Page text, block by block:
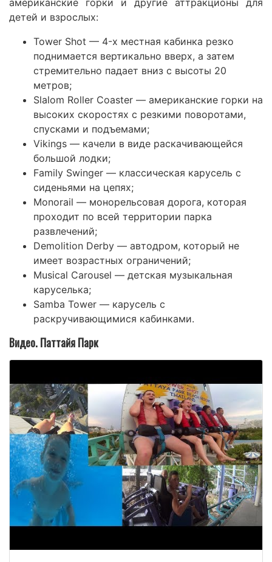
детей и взрослых:
Tower Shot — 4-х местная кабинка резко
поднимается вертикально вверх, а затем
стремительно падает вниз с высоты 20
метров;
Slalom Roller Coaster — американские горки на
высоких скоростях с резкими поворотами,
спусками и подъемами;
Vikings — качели в виде раскачивающейся
большой лодки;
Family Swinger — классическая карусель с
сиденьями на цепях;
Monorail — монорельсовая дорога, которая
проходит по всей территории парка
развлечений;
Demolition Derby — автодром, который не
имеет возрастных ограничений;
Musical Carousel — детская музыкальная
каруселька;
Samba Tower — карусель с
раскручивающимися кабинками.
Видео. Паттайя Парк